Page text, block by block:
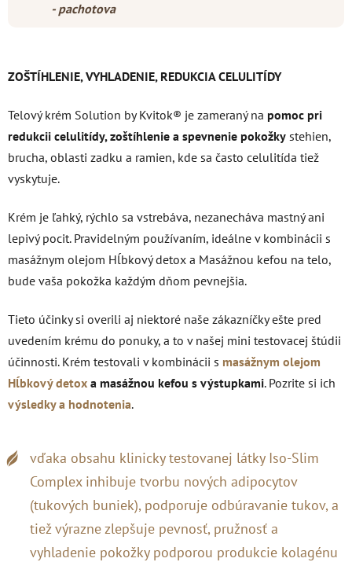
- pachotova
ZOŠTÍHLENIE, VYHLADENIE, REDUKCIA CELULITÍDY
Telový krém Solution by Kvitok® je zameraný na pomoc pri
redukcii celulitídy, zoštíhlenie a spevnenie pokožky stehien,
brucha, oblasti zadku a ramien, kde sa často celulitída tiež
vyskytuje.
Krém je ľahký, rýchlo sa vstrebáva, nezanecháva mastný ani
lepivý pocit. Pravidelným používaním, ideálne v kombinácii s
masážnym olejom Hĺbkový detox a Masážnou kefou na telo,
bude vaša pokožka každým dňom pevnejšia.
Tieto účinky si overili aj niektoré naše zákazníčky ešte pred
uvedením krému do ponuky, a to v našej mini testovacej štúdii
účinnosti. Krém testovali v kombinácii s masážnym olejom
Hĺbkový detox a masážnou kefou s výstupkami. Pozrite si ich
výsledky a hodnotenia.
vďaka obsahu klinicky testovanej látky Iso-Slim
Complex inhibuje tvorbu nových adipocytov
(tukových buniek), podporuje odbúravanie tukov, a
tiež výrazne zlepšuje pevnosť, pružnosť a
vyhladenie pokožky podporou produkcie kolagénu